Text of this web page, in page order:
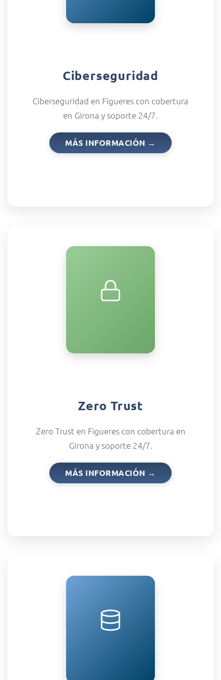
Ciberseguridad
Ciberseguridad en Figueres con cobertura
en Girona y soporte 24/7.
MÁS INFORMACIÓN →
Zero Trust
Zero Trust en Figueres con cobertura en
Girona y soporte 24/7.
MÁS INFORMACIÓN →